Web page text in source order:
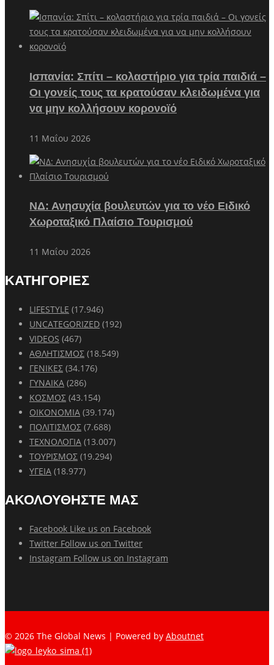
Ισπανία: Σπίτι – κολαστήριο για τρία παιδιά –
Οι γονείς τους τα κρατούσαν κλειδωμένα για
να μην κολλήσουν κορονοϊό
11 Μαΐου 2026
ΝΔ: Ανησυχία βουλευτών για το νέο Ειδικό
Χωροταξικό Πλαίσιο Τουρισμού
11 Μαΐου 2026
ΚΑΤΗΓΟΡΙΕΣ
LIFESTYLE (17.946)
UNCATEGORIZED (192)
VIDEOS (467)
ΑΘΛΗΤΙΣΜΟΣ (18.549)
ΓΕΝΙΚΕΣ (34.176)
ΓΥΝΑΙΚΑ (286)
ΚΟΣΜΟΣ (43.154)
ΟΙΚΟΝΟΜΙΑ (39.174)
ΠΟΛΙΤΙΣΜΟΣ (7.688)
ΤΕΧΝΟΛΟΓΙΑ (13.007)
ΤΟΥΡΙΣΜΟΣ (19.294)
ΥΓΕΙΑ (18.977)
ΑΚΟΛΟΥΘΗΣΤΕ ΜΑΣ
Facebook Like us on Facebook
Twitter Follow us on Twitter
Instagram Follow us on Instagram
© 2026 The Global News | Powered by Aboutnet